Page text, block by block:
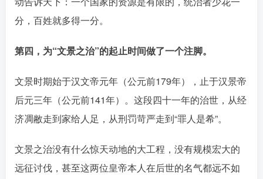
分，百姓就多得一分。󠄹󠅀󠄪󠄢󠄡󠄦󠄞󠄧󠄣󠄞󠄢󠄡󠄦󠄞󠄡󠄠󠄡󠅬󠅅󠅃󠄵󠅂󠄪󠅗󠅥󠅕󠅣󠅤󠅬󠅄󠄹󠄽󠄵󠄪󠄢󠄠󠄢󠄦󠄝󠄠󠄨󠄝󠄠󠄩󠄐󠄡󠄢󠄪󠄢󠄩󠄪󠄡󠄢󠅬󠅨󠅙󠅑󠅟󠅗󠅒󠄞󠅓󠅟󠅝󠄐󠇕󠆠󠅿󠇖󠆄󠆩󠇕󠅿󠆈󠇗󠆭󠆁󠄐󠇗󠅹󠅸󠇖󠆍󠅳󠇖󠅹󠅰󠇖󠆌󠅹
第四，为“文景之治”的起止时间做了一个注脚。
文景时期始于汉文帝元年（公元前179年），止于汉景帝
后元三年（公元前141年）。这段四十一年的治世，从经
济凋敝走到家给人足，从刑罚苛严走到“罪人是希”󠄹󠅀󠄪󠄢󠄡󠄦󠄞󠄧󠄣󠄞󠄢󠄡󠄦󠄞󠄡󠄠󠄡󠅬󠅅󠅃󠄵󠅂󠄪󠅗󠅥󠅕󠅣󠅤󠅬󠅄󠄹󠄽󠄵󠄪󠄢󠄠󠄢󠄦󠄝󠄠󠄨󠄝󠄠󠄩󠄐󠄡󠄢󠄪󠄢󠄩󠄪󠄡󠄢󠅬󠅨󠅙󠅑󠅟󠅗󠅒󠄞󠅓󠅟󠅝󠄐󠇕󠆠󠅿󠇖󠆄󠆩󠇕󠅿󠆈󠇗󠆭󠆁󠄐󠇗󠅹󠅸󠇖󠆍󠅳󠇖󠅹󠅰󠇖󠆌󠅹。
文景之治没有什么惊天动地的大工程，没有规模宏大的
远征讨伐，甚至这两位皇帝本人在后世的名气都远不如